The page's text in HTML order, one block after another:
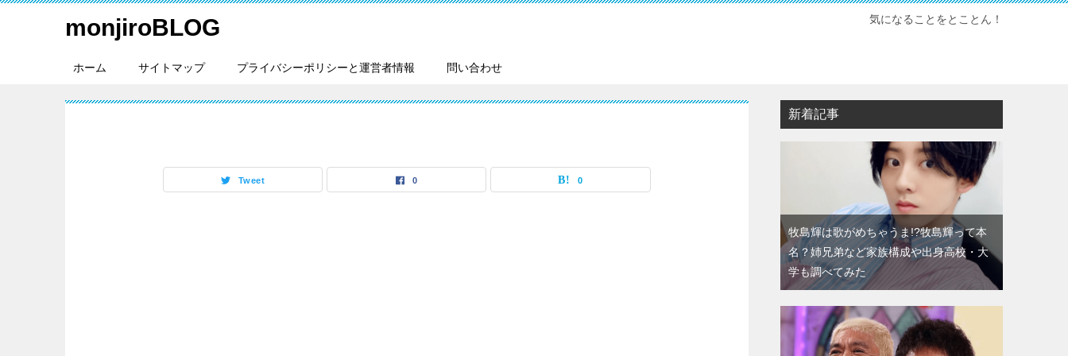
monjiroBLOG 気になることをとことん！
ホーム サイトマップ プライバシーポリシーと運営者情報 問い合わせ
Tweet 0 0
新着記事
牧島輝は歌がめちゃうま!?牧島輝って本
名？姉兄弟など家族構成や出身高校・大
学も調べてみた